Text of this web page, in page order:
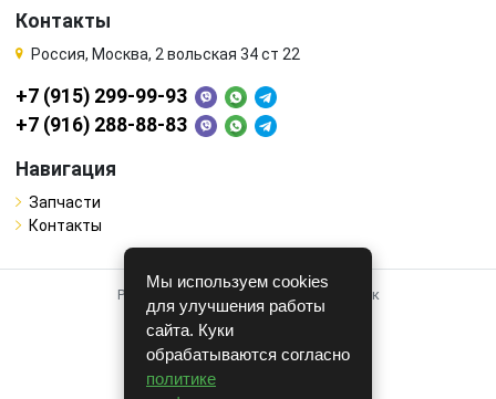
Контакты
Россия, Москва, 2 вольская 34 ст 22
+7 (915) 299-99-93
+7 (916) 288-88-83
Навигация
Запчасти
Контакты
Работает на системе для авторазборок
CARRO.БИЗНЕС
Полная версия
© COPYRIGHT 2026 г.
Мы используем cookies
для улучшения работы
сайта. Куки
обрабатываются согласно
политике